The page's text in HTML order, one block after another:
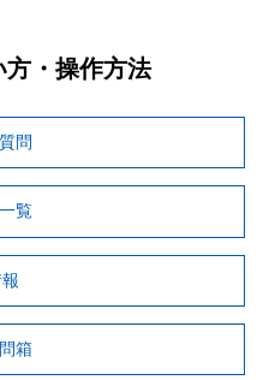
方・操作方法
問
覧
箱